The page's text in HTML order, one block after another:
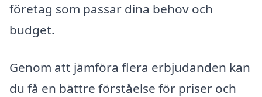
företag som passar dina behov och
budget.
Genom att jämföra flera erbjudanden kan
du få en bättre förståelse för priser och